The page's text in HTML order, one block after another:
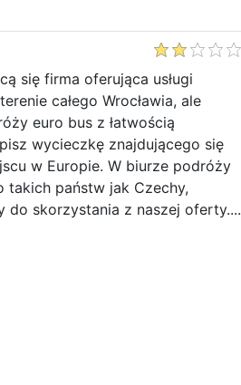
się firma oferująca usługi
całego Wrocławia, ale
euro bus z łatwością
wycieczkę znajdującego się
w Europie. W biurze podróży
takich państw jak Czechy,
do skorzystania z naszej oferty....